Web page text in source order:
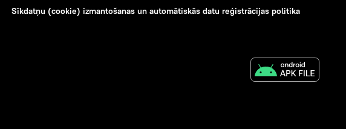
Sīkdatņu (cookie) izmantošanas un automātiskās datu reģistrācijas politika